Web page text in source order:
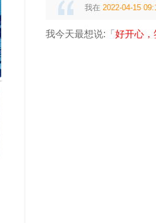
我在 2022-04-15
我今天最想说:「 好开心，